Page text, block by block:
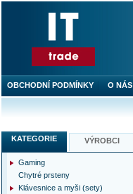
KATEGORIE VÝROBCI
Gaming
Chytré prsteny
Klávesnice a myši (sety)
OBCHODNÍ PODMÍNKY O NÁS